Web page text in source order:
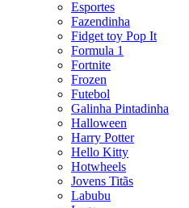
Esportes
Fazendinha
Fidget toy Pop It
Formula 1
Fortnite
Frozen
Futebol
Galinha Pintadinha
Halloween
Harry Potter
Hello Kitty
Hotwheels
Jovens Titãs
Labubu